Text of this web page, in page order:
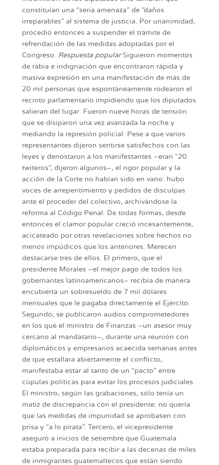
constituían una “seria amenaza” de “daños
irreparables” al sistema de justicia. Por unanimidad,
procedió entonces a suspender el trámite de
refrendación de las medidas adoptadas por el
Congreso. Respuesta popularSiguieron momentos
de rabia e indignación que encontraron rápida y
masiva expresión en una manifestación de más de
20 mil personas que espontáneamente rodearon el
recinto parlamentario impidiendo que los diputados
salieran del lugar. Fueron nueve horas de tensión
que se disiparon una vez avanzada la noche y
mediando la represión policial. Pese a que varios
representantes dijeron sentirse satisfechos con las
leyes y denostaron a los manifestantes –eran “20
twiteros”, dijeron algunos–, el rigor popular y la
acción de la Corte no habían sido en vano: hubo
voces de arrepentimiento y pedidos de disculpas
ante el proceder del colectivo, archivándose la
reforma al Código Penal. De todas formas, desde
entonces el clamor popular creció incesantemente,
acicateado por otras revelaciones sobre hechos no
menos impúdicos que los anteriores. Merecen
destacarse tres de ellos. El primero, que el
presidente Morales –el mejor pago de todos los
gobernantes latinoamericanos– recibía de manera
encubierta un sobresueldo de 7 mil dólares
mensuales que le pagaba directamente el Ejército.
Segundo, se publicaron audios comprometedores
en los que el ministro de Finanzas –un asesor muy
cercano al mandatario–, durante una reunión con
diplomáticos y empresarios acaecida semanas antes
de que estallara abiertamente el conflicto,
manifestaba estar al tanto de un “pacto” entre
cúpulas políticas para evitar los procesos judiciales.
El ministro, según las grabaciones, sólo tenía un
matiz de discrepancia con el presidente: no quería
que las medidas de impunidad se aprobasen con
prisa y “a lo pirata”. Tercero, el vicepresidente
aseguró a inicios de setiembre que Guatemala
estaba preparada para recibir a las decenas de miles
de inmigrantes guatemaltecos que están siendo